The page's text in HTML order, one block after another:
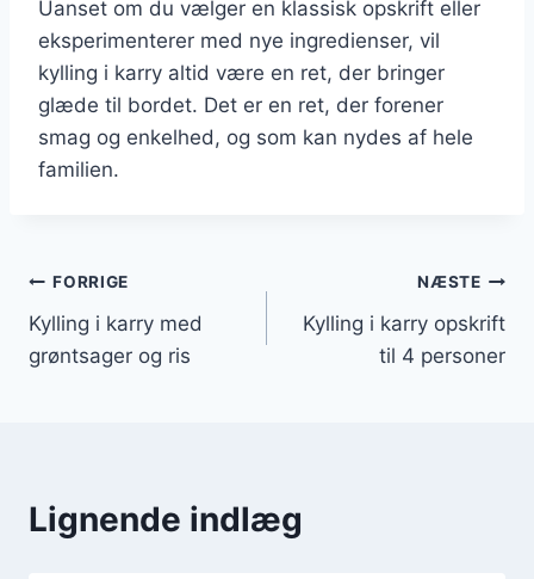
Uanset om du vælger en klassisk opskrift eller
eksperimenterer med nye ingredienser, vil
kylling i karry altid være en ret, der bringer
glæde til bordet. Det er en ret, der forener
smag og enkelhed, og som kan nydes af hele
familien.
Indlægsnavigation
FORRIGE
Kylling i karry med
grøntsager og ris
NÆSTE
Kylling i karry opskrift
til 4 personer
Lignende indlæg